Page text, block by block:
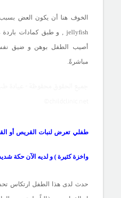
الخوف هنا أن يكون العض
jellyfish , و طبق كمادات
أصيب الطفل بوهن و ضيق
مباشرةً.
طفلي تعرض لنبات القريص أو
واخزة كثيرة ) و لديه الآن حكة
حدث لدى هذا الطفل ارتكاس